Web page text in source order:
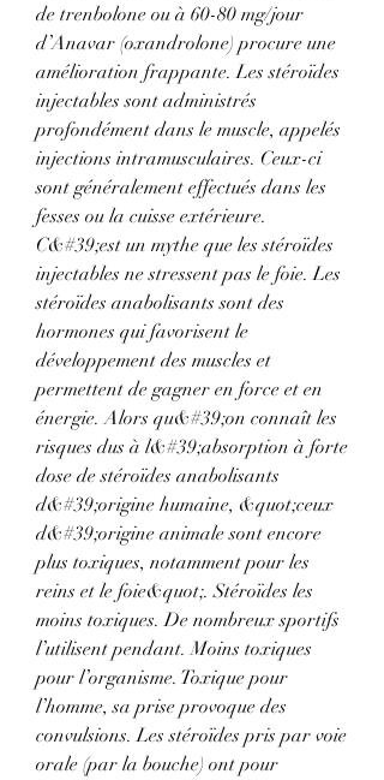
de trenbolone ou à 60-80 mg/jour
d’Anavar (oxandrolone) procure une
amélioration frappante. Les stéroïdes
injectables sont administrés
profondément dans le muscle, appelés
injections intramusculaires. Ceux-ci
sont généralement effectués dans les
fesses ou la cuisse extérieure.
C&#39;est un mythe que les stéroïdes
injectables ne stressent pas le foie. Les
stéroïdes anabolisants sont des
hormones qui favorisent le
développement des muscles et
permettent de gagner en force et en
énergie. Alors qu&#39;on connaît les
risques dus à l&#39;absorption à forte
dose de stéroïdes anabolisants
d&#39;origine humaine, &quot;ceux
d&#39;origine animale sont encore
plus toxiques, notamment pour les
reins et le foie&quot;. Stéroïdes les
moins toxiques. De nombreux sportifs
l’utilisent pendant. Moins toxiques
pour l’organisme. Toxique pour
l’homme, sa prise provoque des
convulsions. Les stéroïdes pris par voie
orale (par la bouche) ont pour